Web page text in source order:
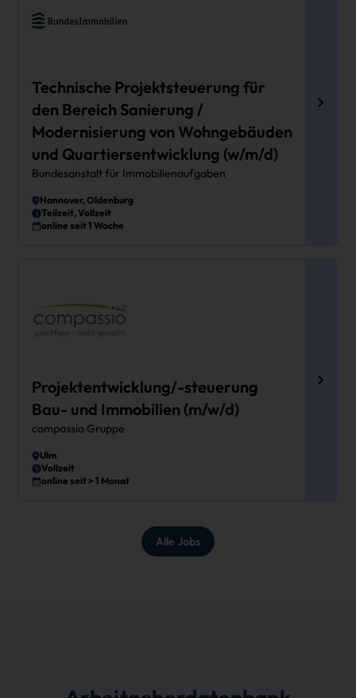
Technische Projektsteuerung für
den Bereich Sanierung /
Modernisierung von Wohngebäuden
und Quartiersentwicklung (w/m/d)
Bundesanstalt für Immobilienaufgaben
Hannover, Oldenburg
Teilzeit, Vollzeit
online seit 1 Woche
Projektentwicklung/-steuerung
Bau- und Immobilien (m/w/d)
compassio Gruppe
Ulm
Vollzeit
online seit > 1 Monat
Alle Jobs